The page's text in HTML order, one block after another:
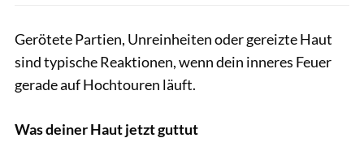
Gerötete Partien, Unreinheiten oder gereizte Haut
sind typische Reaktionen, wenn dein inneres Feuer
gerade auf Hochtouren läuft.
Was deiner Haut jetzt guttut